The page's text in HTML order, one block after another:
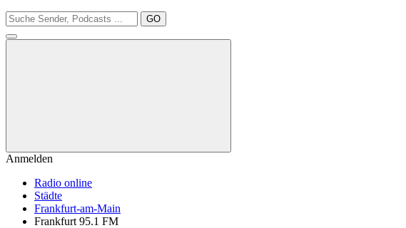
GO
Anmelden
Radio online
Städte
Frankfurt-am-Main
Frankfurt 95.1 FM